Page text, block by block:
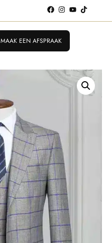
MAAK EEN AFSPRAAK